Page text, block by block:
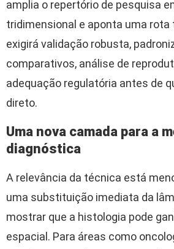
amplia o repertório de pesquisa
tridimensional e aponta uma rota
exigirá validação robusta,
comparativos, análise de
adequação regulatória antes de
direto.
Uma nova camada para a
diagnóstica
A relevância da técnica está
uma substituição imediata da
mostrar que a histologia pode
espacial. Para áreas como